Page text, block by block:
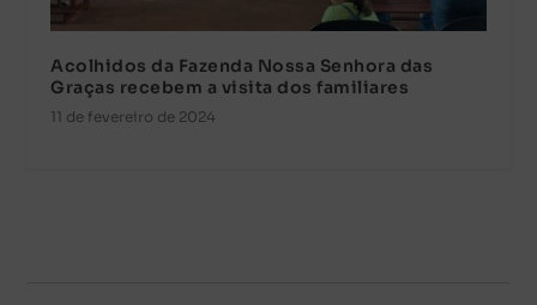
Acolhidos da Fazenda Nossa Senhora das
Graças recebem a visita dos familiares
11 de fevereiro de 2024